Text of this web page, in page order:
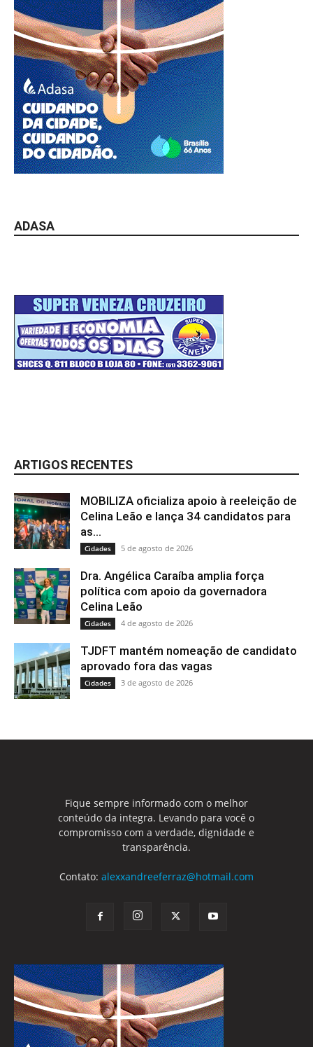
ADASA
ARTIGOS RECENTES
MOBILIZA oficializa apoio à reeleição de
Celina Leão e lança 34 candidatos para
as...
Cidades 5 de agosto de 2026
Dra. Angélica Caraíba amplia força
política com apoio da governadora
Celina Leão
Cidades 4 de agosto de 2026
TJDFT mantém nomeação de candidato
aprovado fora das vagas
Cidades 3 de agosto de 2026
Fique sempre informado com o melhor
conteúdo da integra. Levando para você o
compromisso com a verdade, dignidade e
transparência.
Contato: alexxandreeferraz@hotmail.com